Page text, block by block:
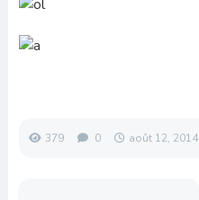
379 0 août 12, 2014